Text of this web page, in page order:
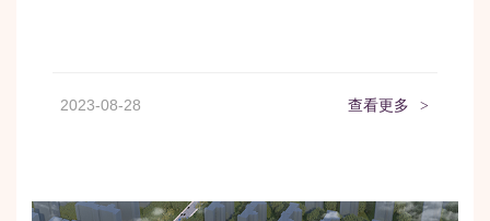
2023-08-28 查看更多 >